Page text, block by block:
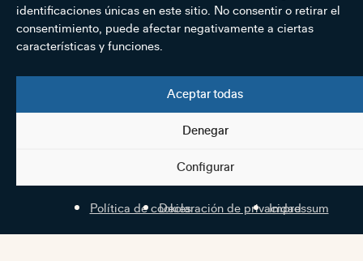
identificaciones únicas en este sitio. No consentir o retirar el
consentimiento, puede afectar negativamente a ciertas
características y funciones.
Aceptar todas
Denegar
Configurar
Política de cookiesDeclaración de privacidad
Impressum